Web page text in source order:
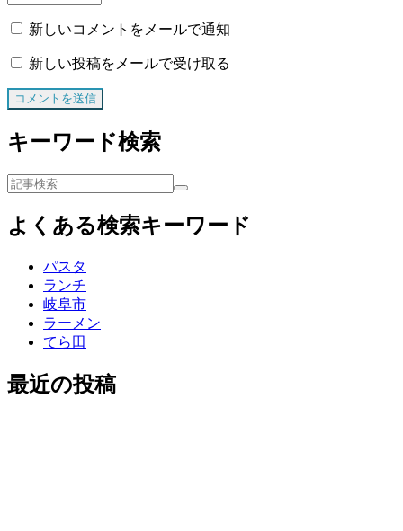
新しいコメントをメールで通知
新しい投稿をメールで受け取る
キーワード検索
よくある検索キーワード
パスタ
ランチ
岐阜市
ラーメン
てら田
最近の投稿